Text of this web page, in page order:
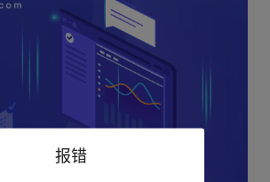
报错